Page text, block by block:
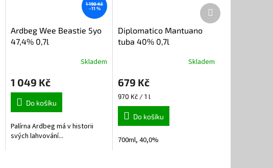
1 190 Kč
–11 %
Ardbeg Wee Beastie 5yo
47,4% 0,7l
Skladem
1 049 Kč
Do košíku
Palírna Ardbeg má v historii
svých lahvování...
Diplomatico Mantuano
tuba 40% 0,7l
Skladem
679 Kč
Měrná
cena:
970 Kč / 1 l
Do košíku
700ml, 40,0%
Další
produkt